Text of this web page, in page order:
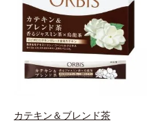
を目指すダイエッターを、内側から
サポートします！黒糖きなこ味（カ
ロリー 92kcal ※1食分・本品粉末の
み）やさしい甘さの黒糖とほのかに
香るきなこが溶け合う幸せな味わ
い。たっぷり飲んでも飽きないおい
カテキン＆ブレンド茶